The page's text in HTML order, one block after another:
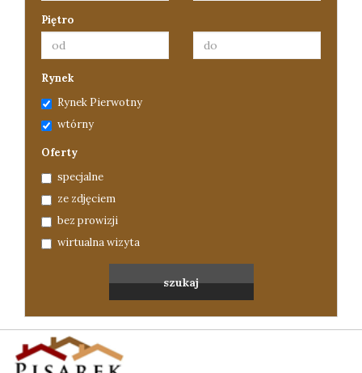
Piętro
Rynek
Rynek Pierwotny
wtórny
Oferty
specjalne
ze zdjęciem
bez prowizji
wirtualna wizyta